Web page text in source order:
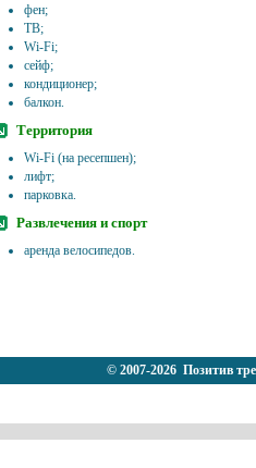
фен;
ТВ;
Wi-Fi;
сейф;
кондиционер;
балкон.
Территория
Wi-Fi (на ресепшен);
лифт;
парковка.
Развлечения и спорт
аренда велосипедов.
© 2007-2026 Позитив